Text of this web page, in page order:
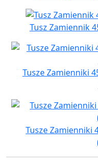
Tusz Zamiennik
Tusze Zamienniki
Tusze Zamienniki